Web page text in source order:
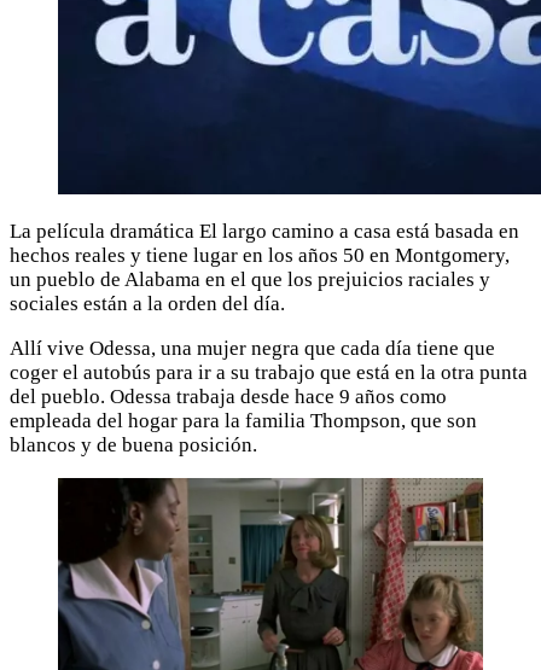
La película dramática El largo camino a casa está basada en
hechos reales y tiene lugar en los años 50 en Montgomery,
un pueblo de Alabama en el que los prejuicios raciales y
sociales están a la orden del día.
Allí vive Odessa, una mujer negra que cada día tiene que
coger el autobús para ir a su trabajo que está en la otra punta
del pueblo. Odessa trabaja desde hace 9 años como
empleada del hogar para la familia Thompson, que son
blancos y de buena posición.